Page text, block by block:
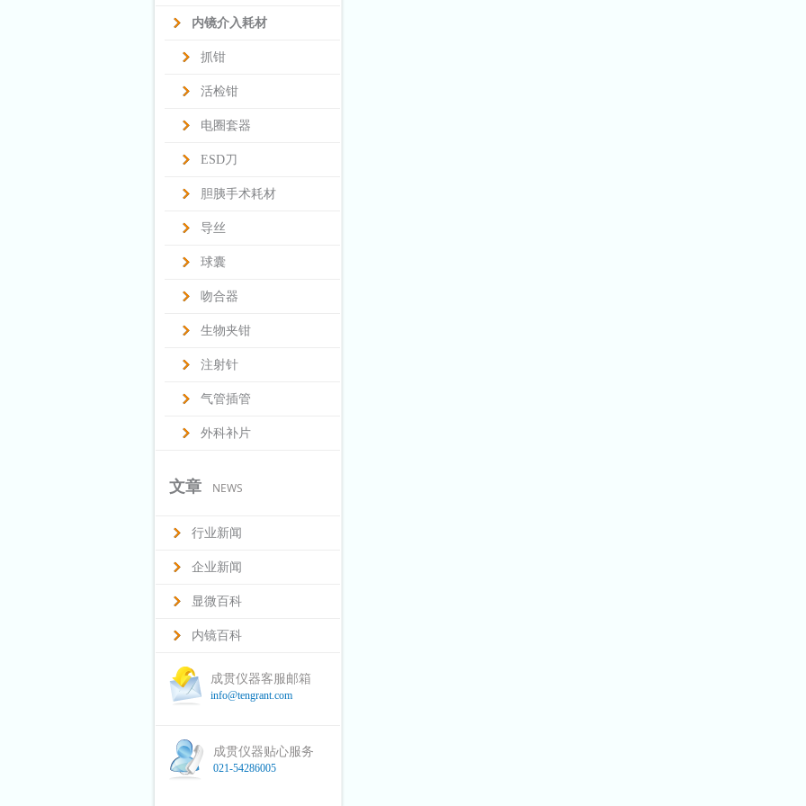
内镜介入耗材
抓钳
活检钳
电圈套器
ESD刀
胆胰手术耗材
导丝
球囊
吻合器
生物夹钳
注射针
气管插管
外科补片
文章 NEWS
行业新闻
企业新闻
显微百科
内镜百科
成贯仪器客服邮箱
info@tengrant.com
成贯仪器贴心服务
021-54286005